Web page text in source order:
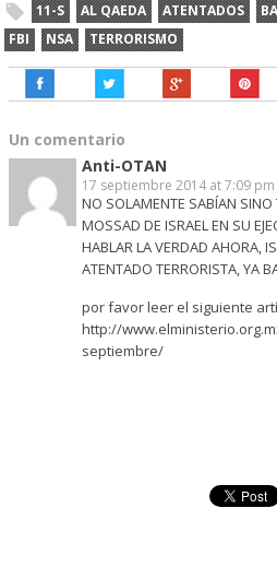
11-S AL QAEDA ATENTADOS
FBI
NSA TERRORISMO
Un comentario
Anti-OTAN
17 septiembre 2014 at 7:09 pm
NO SOLAMENTE SABÍAN
MOSSAD DE ISRAEL EN SU
HABLAR LA VERDAD AHORA,
ATENTADO TERRORISTA, YA
por favor leer el siguiente
http://
septiembre/